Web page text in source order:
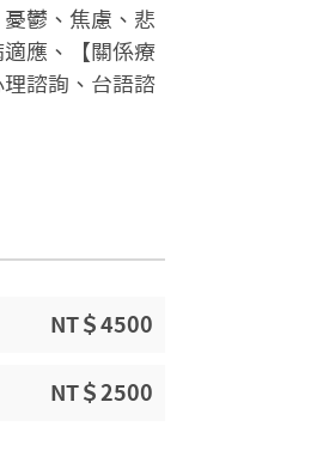
鬱、焦慮、悲
應、【關係療
諮詢、台語諮
NT＄4500
NT＄2500